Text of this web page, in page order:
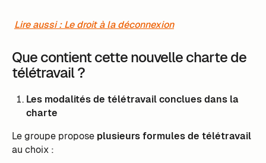
Lire aussi : Le droit à la déconnexion
Que contient cette nouvelle charte de
télétravail ?
Les modalités de télétravail conclues dans la
charte
Le groupe propose plusieurs formules de télétravail
au choix :